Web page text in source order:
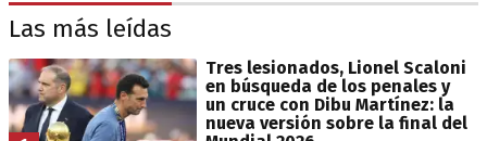
Las más leídas
Tres lesionados, Lionel Scaloni
en búsqueda de los penales y
un cruce con Dibu Martínez: la
nueva versión sobre la final del